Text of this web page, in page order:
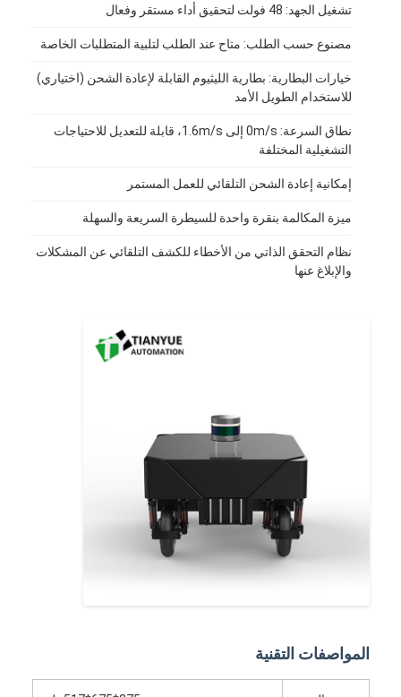
منزل
أشرطة فيديو
جميع القضايا
المركبة ذاتية التوجيه
تشغيل الجهد: 48 فولت لتحقيق أداء مستقر وفعال
مصنوع حسب الطلب: متاح عند الطلب لتلبية المتطلبات الخاصة
خيارات البطارية: بطارية الليثيوم القابلة لإعادة الشحن (اختياري)
للاستخدام الطويل الأمد
نطاق السرعة: 0m/s إلى 1.6m/s، قابلة للتعديل للاحتياجات
التشغيلية المختلفة
إمكانية إعادة الشحن التلقائي للعمل المستمر
ميزة المكالمة بنقرة واحدة للسيطرة السريعة والسهلة
نظام التحقق الذاتي من الأخطاء للكشف التلقائي عن المشكلات
والإبلاغ عنها
المواصفات التقنية